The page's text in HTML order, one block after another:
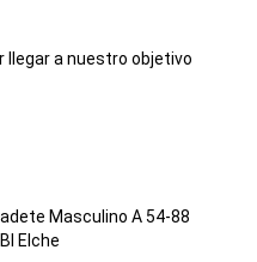
llegar a nuestro objetivo
Masculino A 54-88
Elche